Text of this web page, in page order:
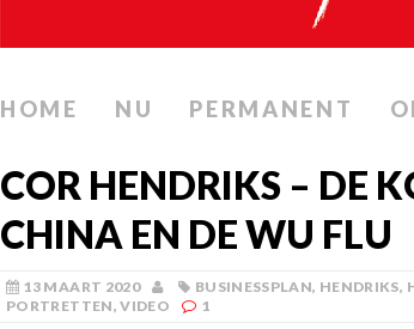
HOME NU PERMANENT
COR HENDRIKS – DE
CHINA EN DE WU FLU
13 MAART 2020 BUSINESSPLAN, HENDRIKS,
PORTRETTEN,VIDEO 1